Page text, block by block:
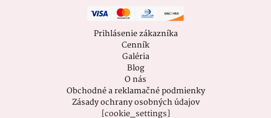
Prihlásenie zákazníka
Cenník
Galéria
Blog
O nás
Obchodné a reklamačné podmienky
Zásady ochrany osobných údajov
[cookie_settings]